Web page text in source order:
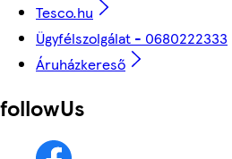
Tesco.hu
Ügyfélszolgálat - 0680222333
Áruházkereső
followUs